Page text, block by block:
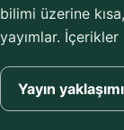
bilimi üzerine
yayımlar.
Yayın